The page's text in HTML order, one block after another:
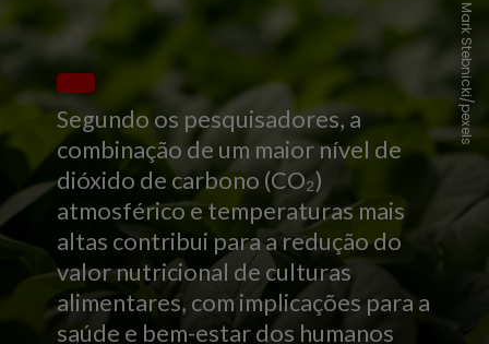
Segundo os pesquisadores, a
combinação de um maior nível de
dióxido de carbono (CO₂)
atmosférico e temperaturas mais
altas contribui para a redução do
valor nutricional de culturas
alimentares, com implicações para a
saúde e bem-estar dos humanos
Mark Stebnicki/pexels